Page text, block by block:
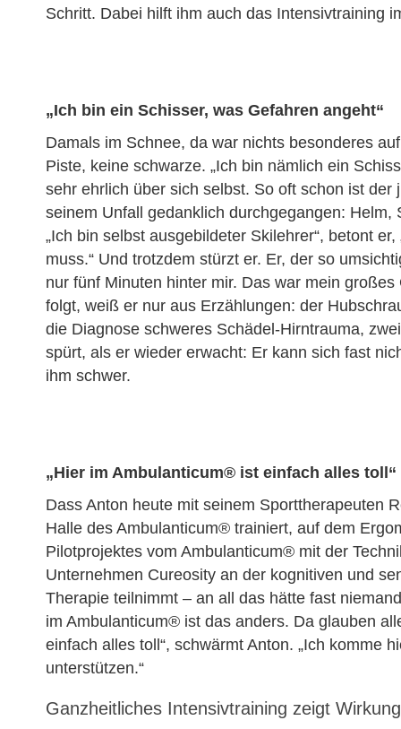
Schritt. Dabei hilft ihm auch das Intensivtraining
„Ich bin ein Schisser, was Gefahren angeht“
Damals im Schnee, da war nichts besonderes
Piste, keine schwarze. „Ich bin nämlich ein
sehr ehrlich über sich selbst. So oft schon ist
seinem Unfall gedanklich durchgegangen:
„Ich bin selbst ausgebildeter Skilehrer“, betont
muss.“ Und trotzdem stürzt er. Er, der so
nur fünf Minuten hinter mir. Das war mein
folgt, weiß er nur aus Erzählungen: der
die Diagnose schweres Schädel-Hirntrauma,
spürt, als er wieder erwacht: Er kann sich fast
ihm schwer.
„Hier im Ambulanticum® ist einfach alles toll“
Dass Anton heute mit seinem Sporttherapeuten
Halle des Ambulanticum® trainiert, auf dem
Pilotprojektes vom Ambulanticum® mit der
Unternehmen Cureosity an der kognitiven und
Therapie teilnimmt – an all das hätte fast
im Ambulanticum® ist das anders. Da glauben
einfach alles toll“, schwärmt Anton. „Ich komme
unterstützen.“
Ganzheitliches Intensivtraining zeigt Wirkung